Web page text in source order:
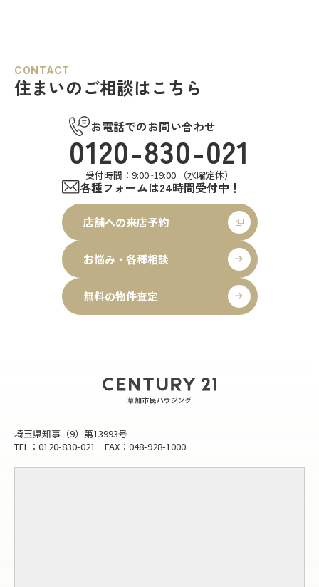
CONTACT
住まいのご相談はこちら
お電話でのお問い合わせ
0120-830-021
受付時間：9:00~19:00 （水曜定休）
各種フォームは24時間受付中！
店舗への来店予約
お悩み・各種相談
無料の物件査定
埼玉県知事（9）第13993号
TEL：0120-830-021 FAX：048-928-1000